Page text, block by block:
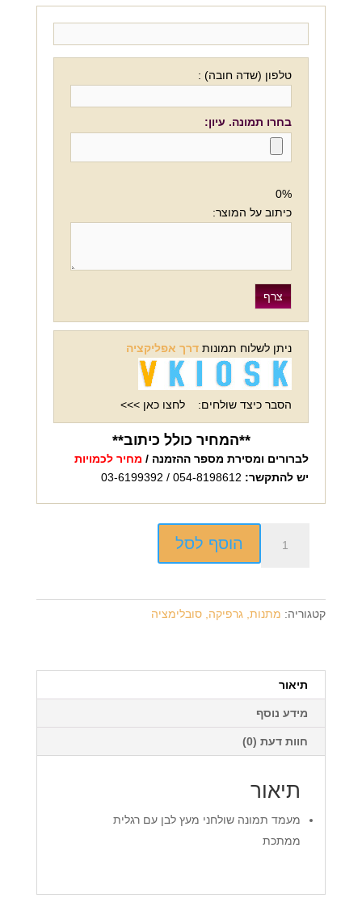
טלפון (שדה חובה) :
בחרו תמונה. עיון:
0%
כיתוב על המוצר:
ניתן לשלוח תמונות דרך אפליקציה
הסבר כיצד שולחים: לחצו כאן >>>
**המחיר כולל כיתוב**
לברורים ומסירת מספר ההזמנה / מחיר לכמויות
יש להתקשר:
רגלית
ממתכת
+
על
הוסף לסל
קטגוריה: מתנות, גרפיקה, סובלימציה
תיאור
מידע נוסף
חוות דעת (0)
תיאור
מעמד תמונה שולחני מעץ לבן עם רגלית
ממתכת